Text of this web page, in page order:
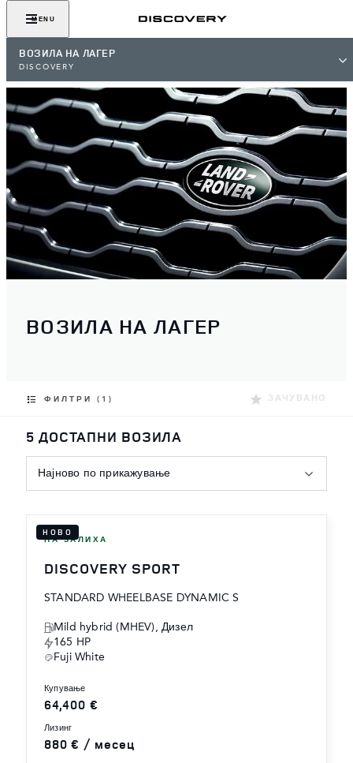
MENU
ВОЗИЛА НА ЛАГЕР
DISCOVERY
ВОЗИЛА НА ЛАГЕР
ФИЛТРИ (1) ЗАЧУВАНО
5 ДОСТАПНИ ВОЗИЛА
Најново по прикажување
НОВО
НА ЗАЛИХА
DISCOVERY SPORT
STANDARD WHEELBASE DYNAMIC S
Mild hybrid (MHEV), Дизел
165 HP
Fuji White
купување
64,400 €
лизинг
880 € / месец